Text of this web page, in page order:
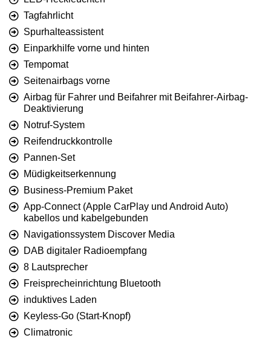
Tagfahrlicht
Spurhalteassistent
Einparkhilfe vorne und hinten
Tempomat
Seitenairbags vorne
Airbag für Fahrer und Beifahrer mit Beifahrer-Airbag-
Deaktivierung
Notruf-System
Reifendruckkontrolle
Pannen-Set
Müdigkeitserkennung
Business-Premium Paket
App-Connect (Apple CarPlay und Android Auto)
kabellos und kabelgebunden
Navigationssystem Discover Media
DAB digitaler Radioempfang
8 Lautsprecher
Freisprecheinrichtung Bluetooth
induktives Laden
Keyless-Go (Start-Knopf)
Climatronic